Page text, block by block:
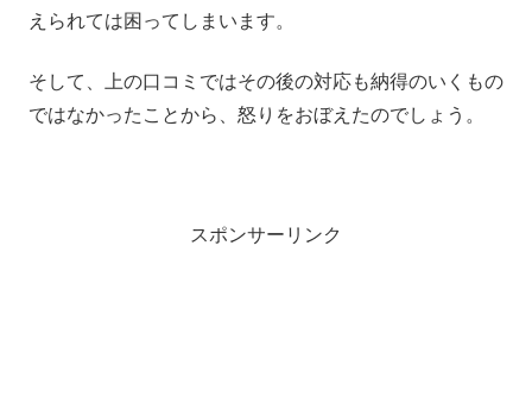
えられては困ってしまいます。
そして、上の口コミではその後の対応も納得のいくもの
ではなかったことから、怒りをおぼえたのでしょう。
スポンサーリンク